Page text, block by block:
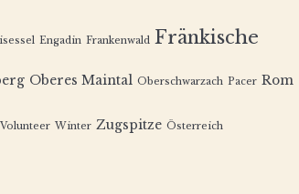
Engadin Frankenwald Fränkische
Oberes Maintal Oberschwarzach Pacer Rom
Volunteer Winter Zugspitze Österreich